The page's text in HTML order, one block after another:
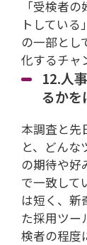
「受検者
トしてい
の一部とし
化するチャ
12.人
るかを
本調査と先
と、どんな
の期待や好
で一致して
は短く、新
た採用ツー
検者の程度